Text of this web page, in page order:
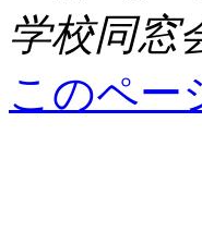
学校同窓
このペー